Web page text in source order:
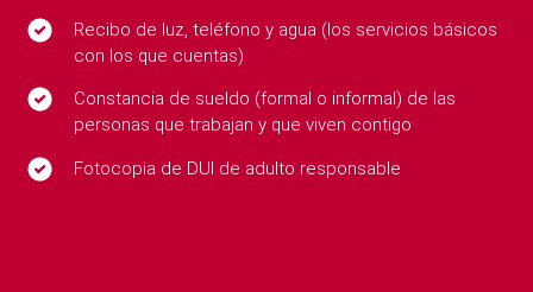
Recibo de luz, teléfono y agua (los servicios básicos
con los que cuentas)
Constancia de sueldo (formal o informal) de las
personas que trabajan y que viven contigo
Fotocopia de DUI de adulto responsable